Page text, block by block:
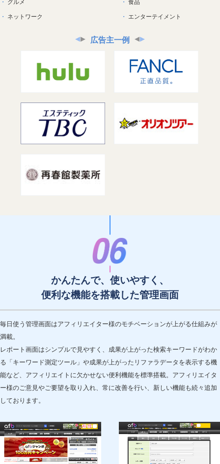
グルメ
ネットワーク
食品
エンターテイメント
広告主一例
かんたんで、使いやすく、
便利な機能を搭載した管理画面
毎日使う管理画面はアフィリエイター様のモチベーションが上がる仕組みが
満載。
レポート画面はシンプルで見やすく、成果が上がった検索キーワードがわか
る「キーワード測定ツール」や成果が上がったリファラデータを表示する機
能など、アフィリエイトに欠かせない便利機能を標準搭載。アフィリエイタ
ー様のご意見やご要望を取り入れ、常に改善を行い、新しい機能も続々追加
しております。